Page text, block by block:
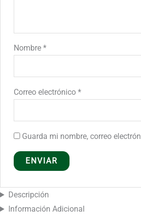
Nombre *
Correo electrónico *
Guarda mi nombre, correo
Descripción
Información Adicional